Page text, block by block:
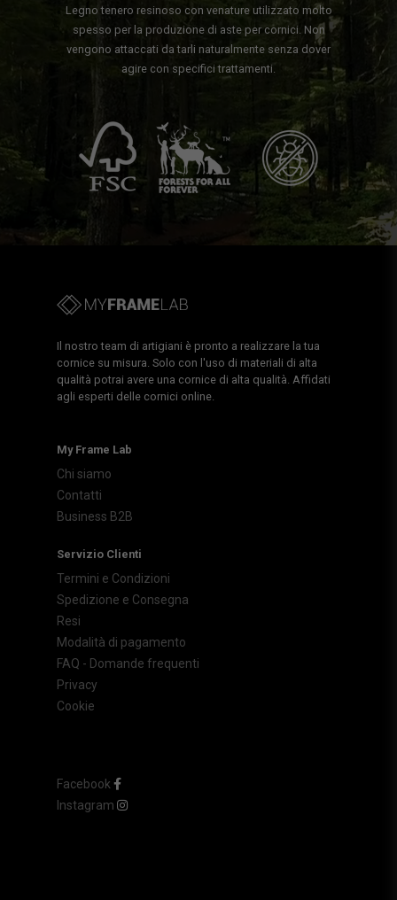
Legno tenero resinoso con venature utilizzato molto
spesso per la produzione di aste per cornici. Non
vengono attaccati da tarli naturalmente senza dover
agire con specifici trattamenti.
Il nostro team di artigiani è pronto a realizzare la tua
cornice su misura. Solo con l'uso di materiali di alta
qualità potrai avere una cornice di alta qualità. Affidati
agli esperti delle cornici online.
My Frame Lab
Chi siamo
Contatti
Business B2B
Servizio Clienti
Termini e Condizioni
Spedizione e Consegna
Resi
Modalità di pagamento
FAQ - Domande frequenti
Privacy
Cookie
Facebook
Instagram